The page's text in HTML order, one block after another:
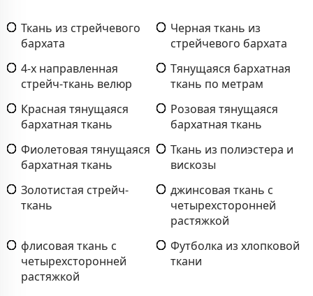
Ткань из стрейчевого
бархата
Черная ткань из
стрейчевого бархата
4-х направленная
стрейч-ткань велюр
Тянущаяся бархатная
ткань по метрам
Красная тянущаяся
бархатная ткань
Розовая тянущаяся
бархатная ткань
Фиолетовая тянущаяся
бархатная ткань
Ткань из полиэстера и
вискозы
Золотистая стрейч-
ткань
джинсовая ткань с
четырехсторонней
растяжкой
флисовая ткань с
четырехсторонней
растяжкой
Футболка из хлопковой
ткани